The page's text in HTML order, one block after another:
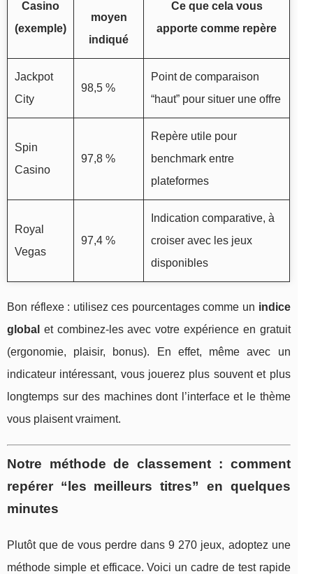
Casino
(exemple)
moyen
indiqué
Ce que cela vous
apporte comme repère
Jackpot
City
98,5 %
Point de comparaison
“haut” pour situer une offre
Spin
Casino
97,8 %
Repère utile pour
benchmark entre
plateformes
Royal
Vegas
97,4 %
Indication comparative, à
croiser avec les jeux
disponibles
Bon réflexe : utilisez ces pourcentages comme un indice
global et combinez-les avec votre expérience en gratuit
(ergonomie, plaisir, bonus). En effet, même avec un
indicateur intéressant, vous jouerez plus souvent et plus
longtemps sur des machines dont l’interface et le thème
vous plaisent vraiment.
Notre méthode de classement : comment
repérer “les meilleurs titres” en quelques
minutes
Plutôt que de vous perdre dans 9 270 jeux, adoptez une
méthode simple et efficace. Voici un cadre de test rapide